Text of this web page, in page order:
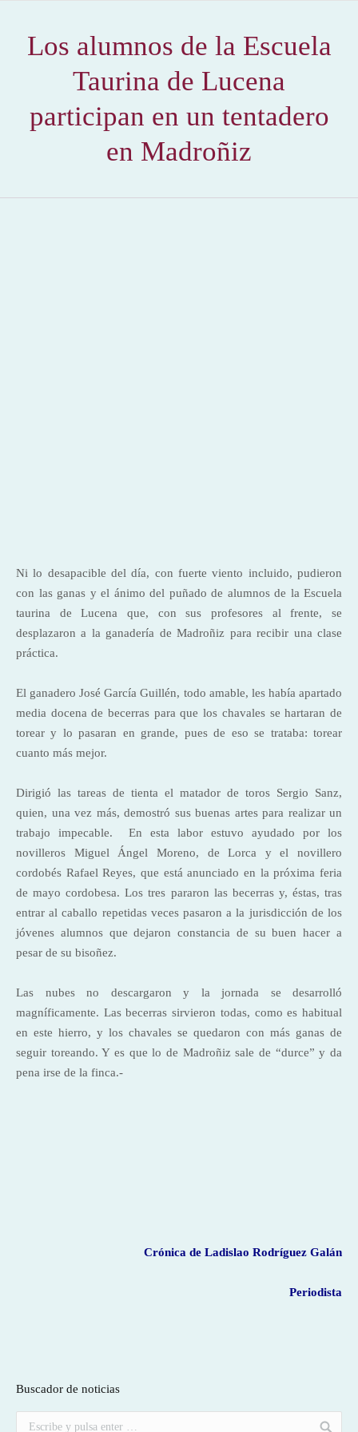
Los alumnos de la Escuela
Taurina de Lucena
participan en un tentadero
en Madroñiz
Ni lo desapacible del día, con fuerte viento incluido, pudieron
con las ganas y el ánimo del puñado de alumnos de la Escuela
taurina de Lucena que, con sus profesores al frente, se
desplazaron a la ganadería de Madroñiz para recibir una clase
práctica.
El ganaderoJosé García Guillén, todo amable, les había apartado
media docena de becerras para que los chavales se hartaran de
torear y lo pasaran en grande, pues de eso se trataba: torear
cuanto más mejor.
Dirigió las tareas de tienta el matador de toros Sergio Sanz,
quien, una vez más, demostró sus buenas artes para realizar un
trabajo impecable.
En esta labor estuvo ayudado por los
novilleros Miguel Ángel Moreno, de Lorca y el novillero
cordobés Rafael Reyes, que está anunciado en la próxima feria
de mayo cordobesa. Los tres pararon las becerras y, éstas, tras
entrar al caballo repetidas veces pasaron a la jurisdicción de los
jóvenes alumnos que dejaron constancia de su buen hacer a
pesar de su bisoñez.
Las nubes no descargaron y la jornada se desarrolló
magníficamente. Las becerras sirvieron todas, como es habitual
en este hierro, y los chavales se quedaron con más ganas de
seguir toreando. Y es que lo de Madroñiz sale de “durce” y da
pena irse de la finca.-
Crónica de Ladislao Rodríguez Galán
Periodista
Buscador de noticias